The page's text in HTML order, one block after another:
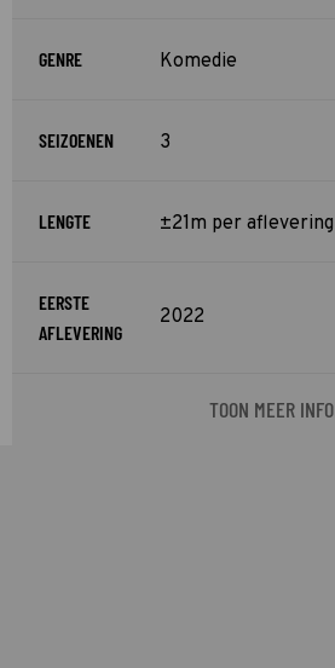
GENRE Komedie
SEIZOENEN 3
LENGTE ±21m per aflevering
EERSTE
AFLEVERING
2022
TOON MEER INFO